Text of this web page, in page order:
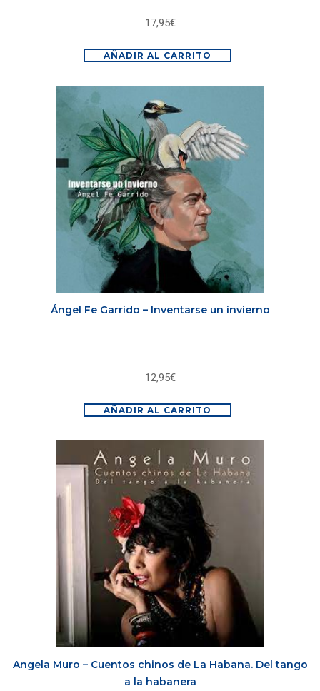
17,95€
AÑADIR AL CARRITO
Ángel Fe Garrido – Inventarse un invierno
12,95€
AÑADIR AL CARRITO
Angela Muro – Cuentos chinos de La Habana. Del tango
a la habanera